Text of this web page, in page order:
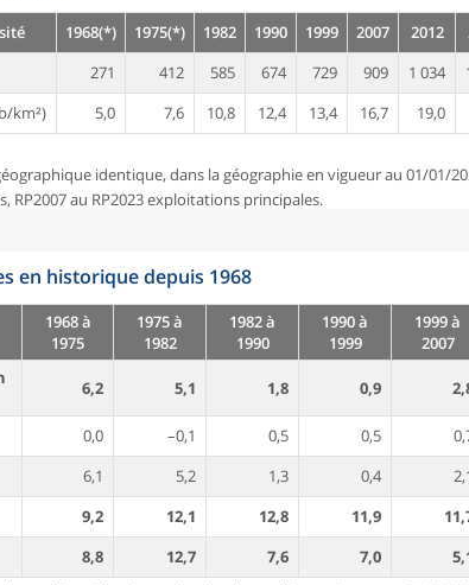
1968(*) 1975(*) 1982 1990 1999 2007 2012
271 412 585 674 729 909 1 034
km²)
5,0 7,6 10,8 12,4 13,4 16,7
19,0
identique, dans la géographie en vigueur au 01/01/
RP2007 au RP2023 exploitations principales.
en historique depuis 1968
1968 à
1975
1975 à
1982
1982 à
1990
1990 à
1999
1999 à
2007
6,2 5,1 1,8 0,9
0,0 –0,1 0,5 0,5
6,1 5,2 1,3 0,4
9,2 12,1 12,8 11,9
8,8 12,7 7,6 7,0